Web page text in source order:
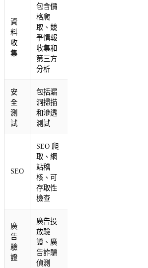
資
料
收
集
包含價
格爬
取、競
爭情報
收集和
第三方
分析
安
全
測
試
包括漏
洞掃描
和滲透
測試
SEO
SEO 爬
取、網
站稽
核、可
存取性
檢查
廣
告
驗
證
廣告投
放驗
證、廣
告詐騙
偵測